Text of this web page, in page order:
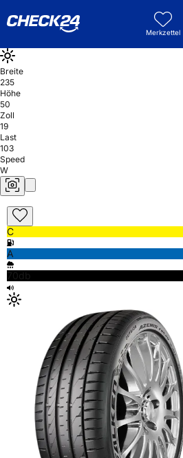
Merkzettel
Breite
235
Höhe
50
Zoll
19
Last
103
Speed
W
C
A
70db